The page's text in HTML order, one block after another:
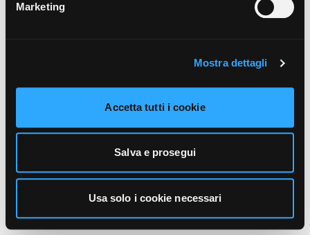
Marketing
Mostra dettagli
Accetta tutti i cookie
Salva e prosegui
Usa solo i cookie necessari